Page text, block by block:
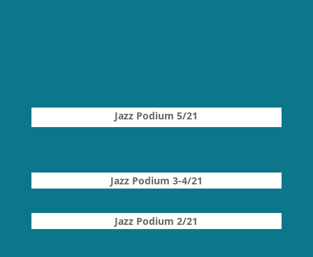
Jazz Podium 5/21
Jazz Podium 3-4/21
Jazz Podium 2/21